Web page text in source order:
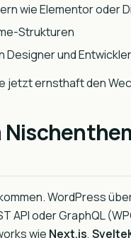
wie Elementor oder
Strukturen
und Entwickler
jetzt ernsthaft den
WordPress
API oder GraphQL
wie Next.js,